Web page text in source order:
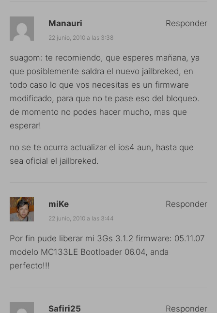
Manauri
22 junio, 2010 a las 3:38
suagom: te recomiendo, que esperes mañana, ya
que posiblemente saldra el nuevo jailbreked, en
todo caso lo que vos necesitas es un firmware
modificado, para que no te pase eso del bloqueo.
de momento no podes hacer mucho, mas que
esperar!
no se te ocurra actualizar el ios4 aun, hasta que
sea oficial el jailbreked.
Responder
miKe
22 junio, 2010 a las 3:44
Por fin pude liberar mi 3Gs 3.1.2 firmware: 05.11.07
modelo MC133LE Bootloader 06.04, anda
perfecto!!!
Responder
Safiri25 Responder